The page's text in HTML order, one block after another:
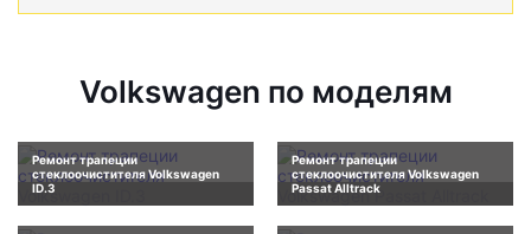
Volkswagen по моделям
Ремонт трапеции
стеклоочистителя Volkswagen
ID.3
Ремонт трапеции
стеклоочистителя Volkswagen
Passat Alltrack